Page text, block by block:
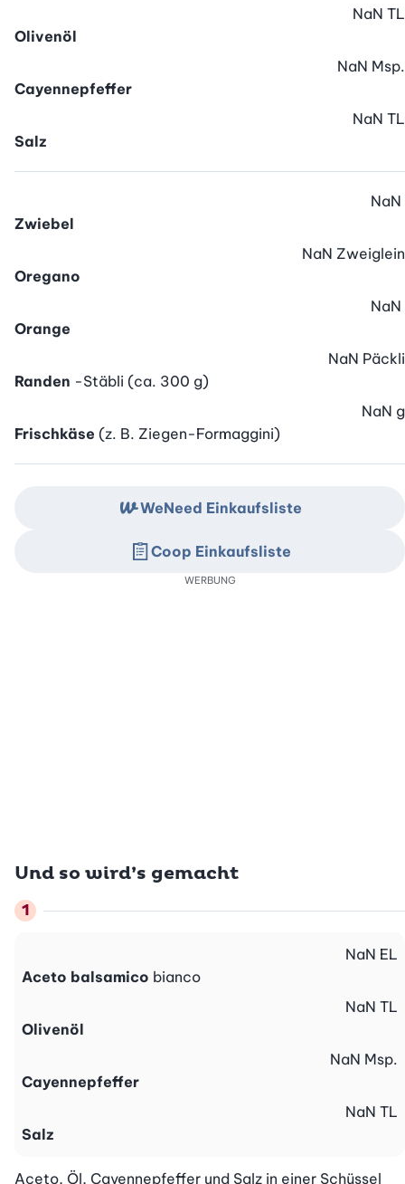
Olivenöl
NaN TL
Cayennepfeffer
NaN Msp.
Salz
NaN TL
Zwiebel
NaN
Oregano
NaN Zweiglein
Orange
NaN
Randen -Stäbli (ca. 300 g)
NaN Päckli
Frischkäse (z. B. Ziegen-Formaggini)
NaN g
Und so wird’s gemacht
Aceto balsamico bianco
NaN EL
Olivenöl
NaN TL
Cayennepfeffer
NaN Msp.
Salz
NaN TL
Aceto, Öl, Cayennepfeffer und Salz in einer Schüssel
WeNeed Einkaufsliste
Coop Einkaufsliste
WERBUNG